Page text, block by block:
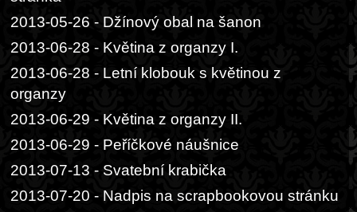
2013-05-26 - Džínový obal na šanon
2013-06-28 - Květina z organzy I.
2013-06-28 - Letní klobouk s květinou z
organzy
2013-06-29 - Květina z organzy II.
2013-06-29 - Peříčkové náušnice
2013-07-13 - Svatební krabička
2013-07-20 - Nadpis na scrapbookovou stránku